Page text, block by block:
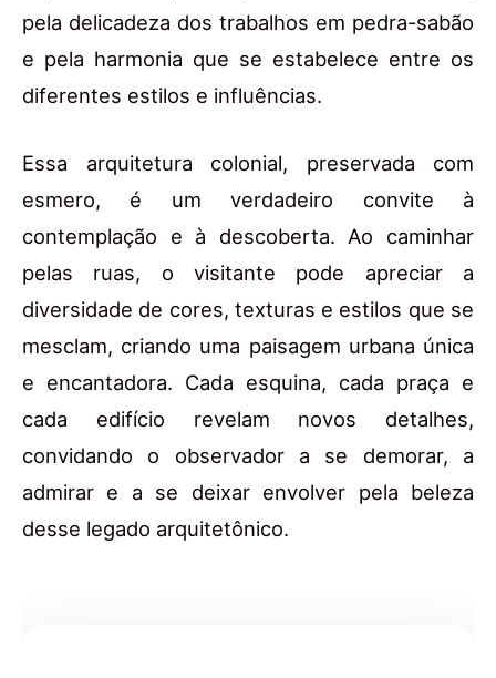
pela delicadeza dos trabalhos em pedra-sabão
e pela harmonia que se estabelece entre os
diferentes estilos e influências.
Essa arquitetura colonial, preservada com
esmero, é um verdadeiro convite à
contemplação e à descoberta. Ao caminhar
pelas ruas, o visitante pode apreciar a
diversidade de cores, texturas e estilos que se
mesclam, criando uma paisagem urbana única
e encantadora. Cada esquina, cada praça e
cada edifício revelam novos detalhes,
convidando o observador a se demorar, a
admirar e a se deixar envolver pela beleza
desse legado arquitetônico.